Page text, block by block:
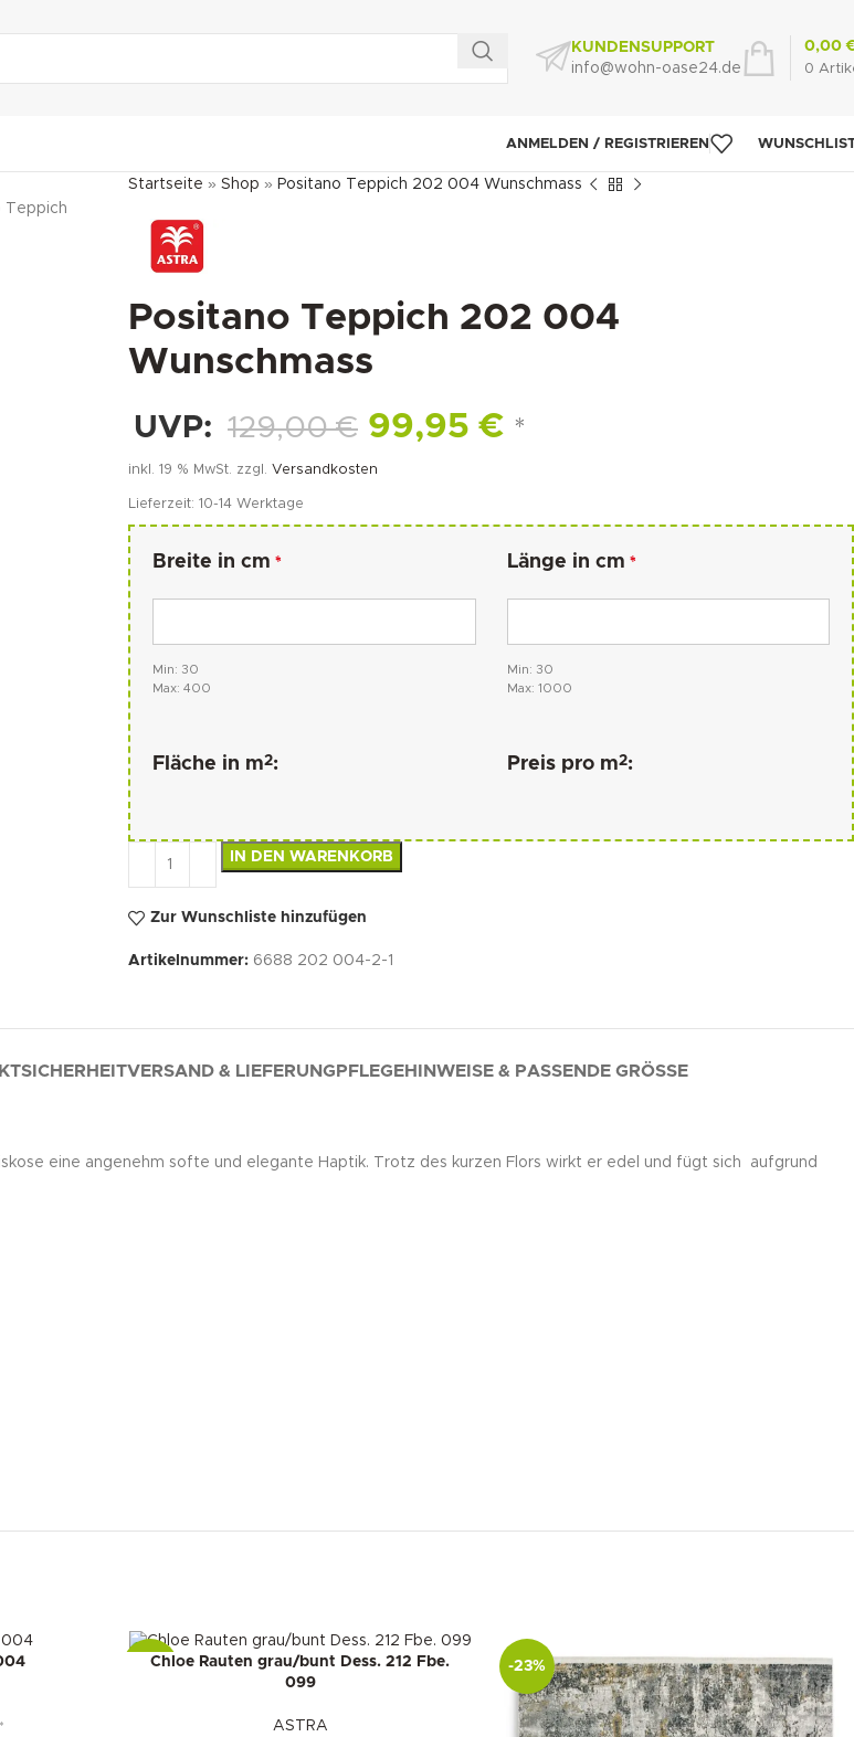
KUNDENSUPPORT
info@wohn-oase24.de
0
0,00
ANMELDEN / REGISTRIEREN
Startseite » Shop » Positano Teppich 202 004 Wunschmass
Positano Teppich 202 004
Wunschmass
UVP: 129,00€ 99,95€ *
inkl. 19 % MwSt. zzgl. Versandkosten
Lieferzeit: 10-14 Werktage
Breite in cm *
Min: 30
Max: 400
Länge in cm *
Min: 30
Max: 1000
Fläche in m2: Preis pro m2:
IN DEN WARENKORB
Zur Wunschliste hinzufügen
Artikelnummer: 6688 202 004-2-1
VERSAND & LIEFERUNG PFLEGEHINWEISE & PASSENDE GRÖSSE
eine angenehm softe und elegante Haptik. Trotz des kurzen Flors wirkt er edel und fügt sich aufgrund
*
-23%
Chloe Rauten grau/bunt Dess. 212 Fbe.
099
ASTRA
-23%